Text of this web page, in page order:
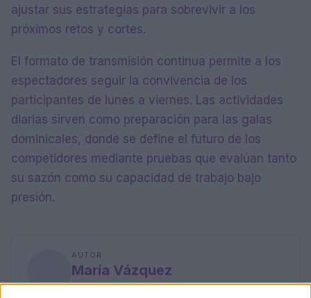
ajustar sus estrategias para sobrevivir a los
próximos retos y cortes.
El formato de transmisión continua permite a los
espectadores seguir la convivencia de los
participantes de lunes a viernes. Las actividades
diarias sirven como preparación para las galas
dominicales, donde se define el futuro de los
competidores mediante pruebas que evalúan tanto
su sazón como su capacidad de trabajo bajo
presión.
AUTOR
María Vázquez